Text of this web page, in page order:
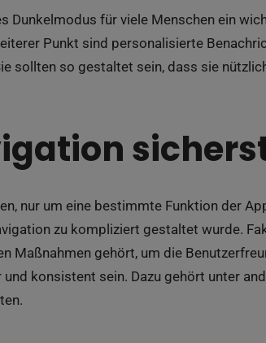
Dunkelmodus für viele Menschen ein
Punkt sind personalisierte
sollten so gestaltet sein, dass sie
nur um eine bestimmte Funktion der
zu kompliziert gestaltet wurde.
Maßnahmen gehört, um die
konsistent sein. Dazu gehört unter